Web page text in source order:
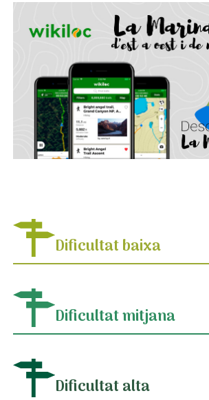
Dificultat baixa
Dificultat mitjana
Dificultat alta